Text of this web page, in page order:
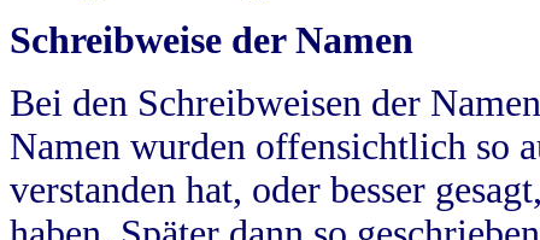
Schreibweise der Namen
Bei den Schreibweisen der
Namen wurden offensichtlich so
verstanden hat, oder besser